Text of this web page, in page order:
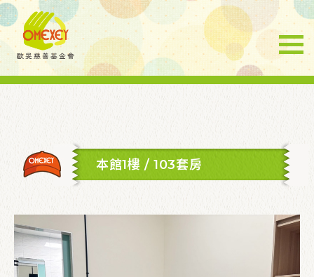
本館1樓 / 103套房